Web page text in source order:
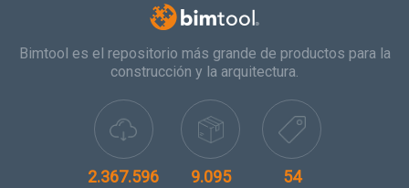
Bimtool es el repositorio más grande de productos para la
construcción y la arquitectura.
2.367.596 9.095 54